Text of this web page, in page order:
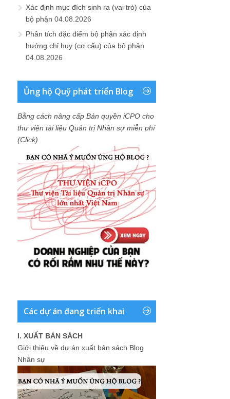
Xác định mục đích sinh ra (vai trò) của
bộ phận 04.08.2026
Phân tích đặc điểm bộ phận xác định
hướng chỉ huy (cơ cấu) của bộ phận
04.08.2026
Ủng hộ Quỹ phát triển Blog
Bằng cách nâng cấp Bản quyền iCPO cho
thư viện tài liệu Quản trị Nhân sự miễn phí
(Click)
Các dự án đang triển khai
I. XUẤT BẢN SÁCH
Giới thiệu về dự án xuất bản sách Blog
Nhân sự